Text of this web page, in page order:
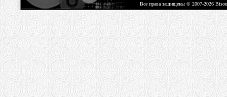
Все права защищены © 2007-2026